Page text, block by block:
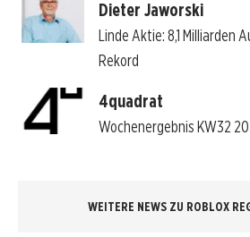
Dieter Jaworski
Linde Aktie: 8,1 Milliarden
Rekord
4quadrat
Wochenergebnis KW32
WEITERE NEWS ZU ROBLOX